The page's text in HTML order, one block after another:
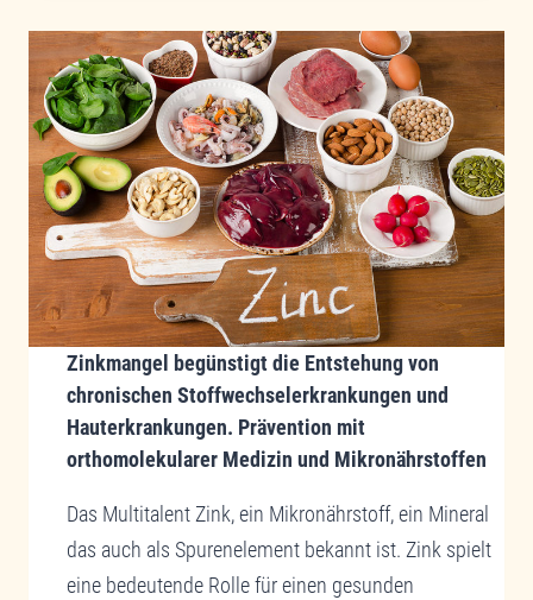
HAUTANHANGSORGANERKRANKUNGEN
ERFOLGREICH
BEHANDELT
MIT
NATURHEILKUNDE
Zinkmangel begünstigt die Entstehung von
chronischen Stoffwechselerkrankungen und
Hauterkrankungen. Prävention mit
orthomolekularer Medizin und Mikronährstoffen
Das Multitalent Zink, ein Mikronährstoff, ein Mineral
das auch als Spurenelement bekannt ist. Zink spielt
eine bedeutende Rolle für einen gesunden